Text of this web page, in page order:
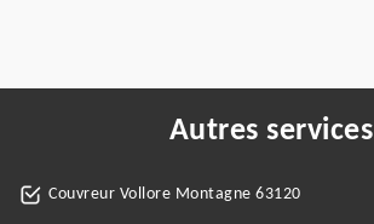
Autres services
Couvreur Vollore Montagne 63120